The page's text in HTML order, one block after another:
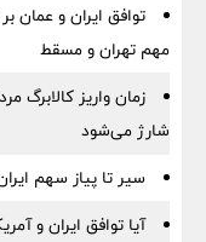
توافق ایران و عمان
مهم تهران و مسقط
شارژ می‌شود
سیر تا پیاز سهم
آیا توافق ایران و